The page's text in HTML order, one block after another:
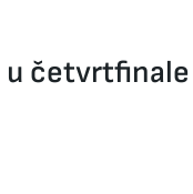
u četvrtfinale